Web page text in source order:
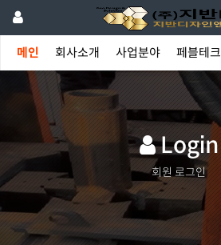
메인 회사소개 사업분야 페블테크
Login
회원 로그인